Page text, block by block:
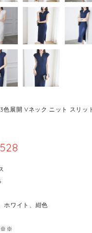
色展開 Vネック ニット スリッ
ホワイト、紺色